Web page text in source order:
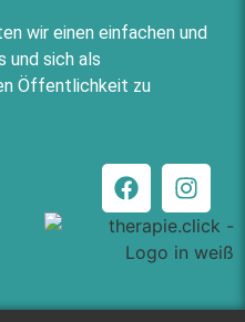
wir einen einfachen und
und sich als
Öffentlichkeit zu